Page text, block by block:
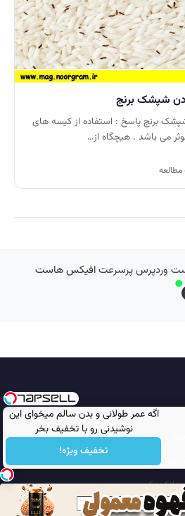
اگه عمر طولانی و بدن سالم میخوای این
نوشیدنی رو با تخفیف بخر
تخفیف ویژه!
شپشک برنج
شپشک برنج پاسخ : استفاده از کیسه های
می باشد . هیچگاه از…
وردپرس پرسرعتافیکس هاست
است © 2026
مجله نورگرام
نورگرام
بانک عکس
سایت هم معنی